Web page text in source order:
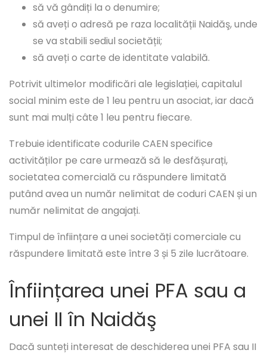
să vă gândiți la o denumire;
să aveți o adresă pe raza localității Naidăş, unde
se va stabili sediul societății;
să aveți o carte de identitate valabilă.
Potrivit ultimelor modificări ale legislației, capitalul
social minim este de 1 leu pentru un asociat, iar dacă
sunt mai mulți câte 1 leu pentru fiecare.
Trebuie identificate codurile CAEN specifice
activităților pe care urmează să le desfășurați,
societatea comercială cu răspundere limitată
putând avea un număr nelimitat de coduri CAEN și un
număr nelimitat de angajați.
Timpul de înființare a unei societăți comerciale cu
răspundere limitată este între 3 și 5 zile lucrătoare.
Înființarea unei PFA sau a
unei II în Naidăş
Dacă sunteți interesat de deschiderea unei PFA sau II